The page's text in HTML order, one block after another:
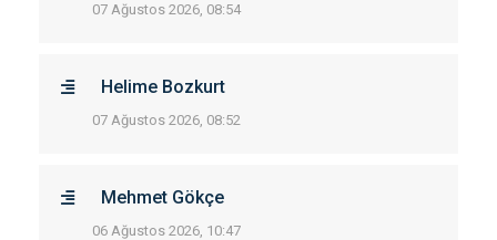
07 Ağustos 2026, 08:54
Helime Bozkurt
07 Ağustos 2026, 08:52
Mehmet Gökçe
06 Ağustos 2026, 10:47